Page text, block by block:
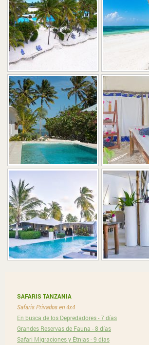
SAFARIS TANZANIA
Safaris Privados en 4x4
En busca de los Depredadores - 7 días
Grandes Reservas de Fauna - 8 días
Safari Migraciones y Étnias - 9 días